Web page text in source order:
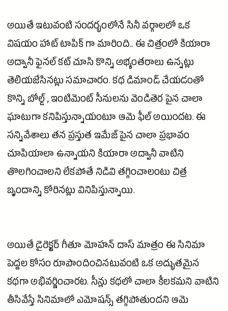
అయితే ఇటువంటి సందర్భంలోనే సినీ వర్గాలలో ఒక
విషయం హాట్ టాపిక్ గా మారింది.. ఈ చిత్రంలో కియారా
అద్వానీ ఫైనల్ కట్ చూసి కొన్ని అభ్యంతరాలు ఉన్నట్లు
తెలియజేసినట్లు సమాచారం. కథ డిమాండ్ చేయడంతో
కొన్ని బోల్డ్ , ఇంటిమెంట్ సీనులను వెండితెర పైన చాలా
ఘాటుగా కనిపిస్తున్నాయంటూ ఆమె ఫీల్ అయిందట. ఈ
సన్నివేశాలు తన ప్రస్తుత ఇమేజ్ పైన చాలా ప్రభావం
చూపియాలా ఉన్నాయని కియారా అద్వానీ వాటిని
తొలగించాలని లేకపోతే నిడివి తగ్గించాలంటు చిత్ర
బృందాన్ని కోరినట్లు వినిపిస్తున్నాయి.
అయితేడైరెక్టర్ గీతూ మోహన్ దాస్ మాత్రం ఈసినిమా
పెద్దల కోసం రూపొందించినటువంటి ఒక అద్భుతమైన
కథగా అభివర్ణించారట. సీన్లు కథలో చాలా కీలకమని వాటిని
తీసివేస్తే సినిమాలో ఎమోషన్స్ తగ్గిపోతుందని ఆమె